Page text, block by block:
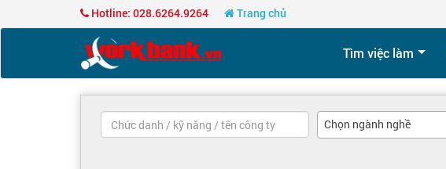
Hotline: 028.6264.9264 Trang chủ
Tìm việc làm
Chọn ngành nghề